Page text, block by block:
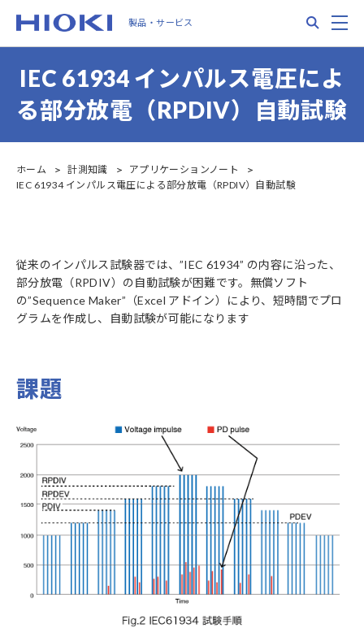
main
製品・サービス
IEC 61934 インパルス電圧によ
る部分放電（RPDIV）自動試験
ホーム 計測知識
アプリケーションノート
IEC 61934 インパルス電圧による部分放電（RPDIV）自動試験
従来のインパルス試験器では、”IEC 61934” の内容に沿った、
部分放電（RPDIV）の自動試験が困難です。無償ソフト
の”Sequence Maker”（Excel アドイン）により、短時間でプロ
グラムを作成し、自動試験が可能になります
課題